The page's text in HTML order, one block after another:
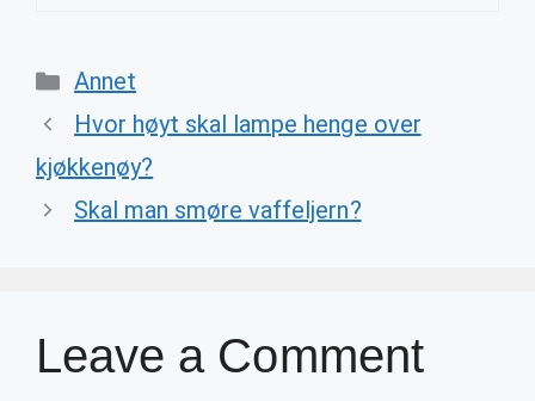
Categories
Annet
Hvor høyt skal lampe henge over
kjøkkenøy?
Skal man smøre vaffeljern?
Leave a Comment